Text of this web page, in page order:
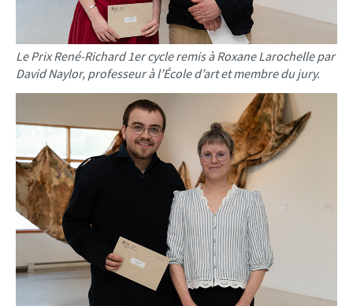
Le Prix René-Richard 1er cycle remis à Roxane Larochelle par
David Naylor, professeur à l’École d’art et membre du jury.